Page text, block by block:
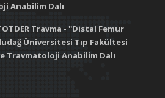
Anabilim Dalı
Travma - ''Distal Femur
Üniversitesi Tıp Fakültesi
Travmatoloji Anabilim Dalı